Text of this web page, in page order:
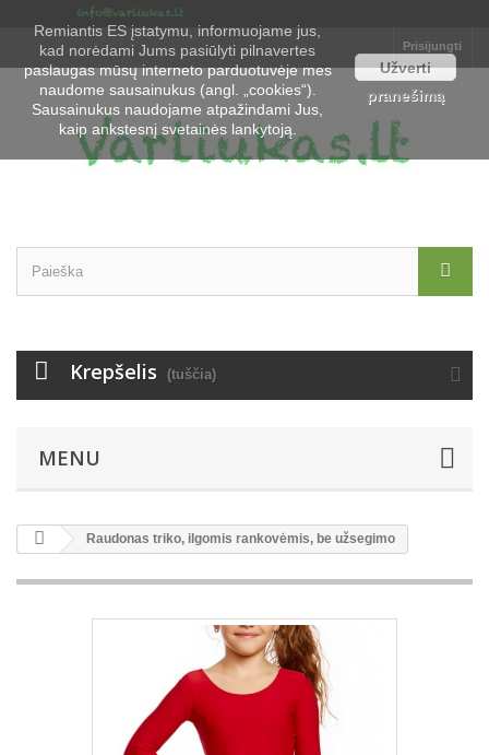
Prisijungti
Krepšelis (tuščia)
MENU
Raudonas triko, ilgomis rankovėmis, be užsegimo
Remiantis ES įstatymu, informuojame jus,
kad norėdami Jums pasiūlyti pilnavertes
paslaugas mūsų interneto parduotuvėje mes
naudome sausainukus (angl. „cookies“).
Sausainukus naudojame atpažindami Jus,
kaip ankstesnį svetainės lankytoją.
Užverti
pranešimą